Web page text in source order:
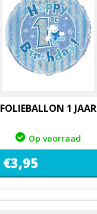
FOLIEBALLON 1 JAAR
Op voorraad
€3,95